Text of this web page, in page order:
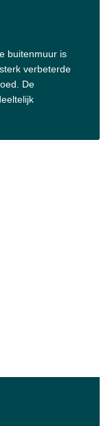
buitenmuur is
verbeterde
De